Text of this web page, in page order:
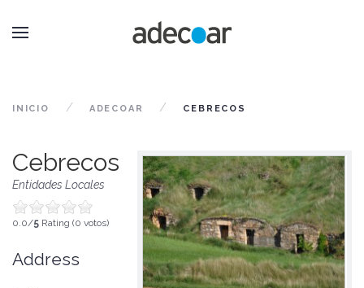
INICIO ADECOAR CEBRECOS
Cebrecos
Entidades Locales
0.0/5 Rating (0 votos)
Address